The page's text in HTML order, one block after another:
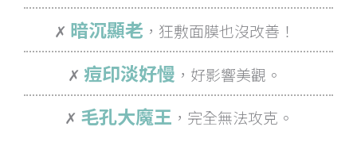
✗ 暗沉顯老 ，狂敷面膜也沒改善！
✗ 痘印淡好慢 ，好影響美觀。
✗ 毛孔大魔王 ，完全無法攻克。